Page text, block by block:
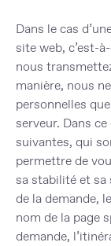
Dans le cas
site web, c’est-
nous
manière, nous
personnelles
serveur. Dans
suivantes, qui
permettre de
sa stabilité et sa
de la demande,
nom de la page
demande,